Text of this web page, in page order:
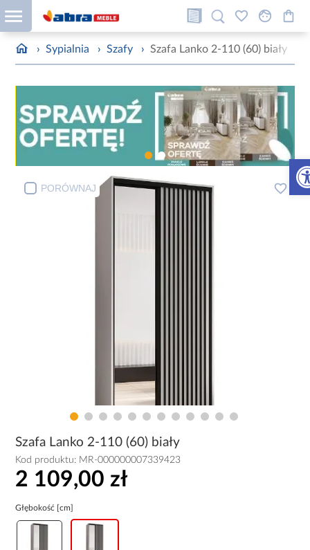
› Sypialnia › Szafy › Szafa Lanko 2-110 (60) biały
PORÓWNAJ
Szafa Lanko 2-110 (60) biały
Kod produktu: MR-000000007339423
2 109,00 zł
Głębokość [cm]